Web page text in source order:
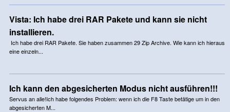
Vista: Ich habe drei RAR Pakete und kann sie nicht
installieren.
Ich habe drei RAR Pakete. Sie haben zusammen 29 Zip Archive. Wie kann ich hieraus
eine einzeln...
Ich kann den abgesicherten Modus nicht ausführen!!!
Servus an alle!Ich habe folgendes Problem: wenn ich die F8 Taste betätige um in den
abgesicherten M...